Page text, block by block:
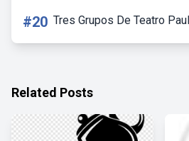
#20 Tres Grupos De Teatro
Related Posts